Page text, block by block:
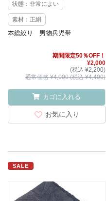
状態：非常によい
素材：正絹
本総絞り 男物兵児帯
期間限定50％OFF！
¥2,000
(税込 ¥2,200)
通常価格 ¥4,000 (税込 ¥4,400)
カゴに入れる
お気に入り
SALE